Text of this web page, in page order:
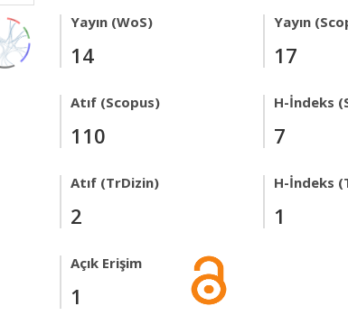
Yayın (WoS)
14
Yayın
17
Atıf (Scopus)
110
H-İndeks
7
Atıf (TrDizin)
2
H-İndeks
1
Açık Erişim
1